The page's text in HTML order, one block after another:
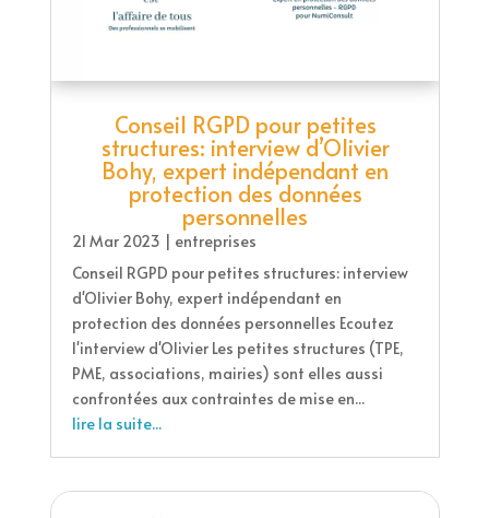
Conseil RGPD pour petites
structures: interview d’Olivier
Bohy, expert indépendant en
protection des données
personnelles
21 Mar 2023
entreprises
Conseil RGPD pour petites structures: interview
d'Olivier Bohy, expert indépendant en
protection des données personnelles Ecoutez
l'interview d'Olivier Les petites structures (TPE,
PME, associations, mairies) sont elles aussi
confrontées aux contraintes de mise en...
lire la suite...